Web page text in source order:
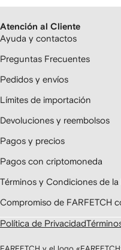
Atención al Cliente
Ayuda y contactos
Preguntas Frecuentes
Pedidos y envíos
Límites de importación
Devoluciones y reembolsos
Pagos y precios
Pagos con criptomoneda
Términos y Condiciones de
Compromiso de FARFETCH
Política de Privacidad